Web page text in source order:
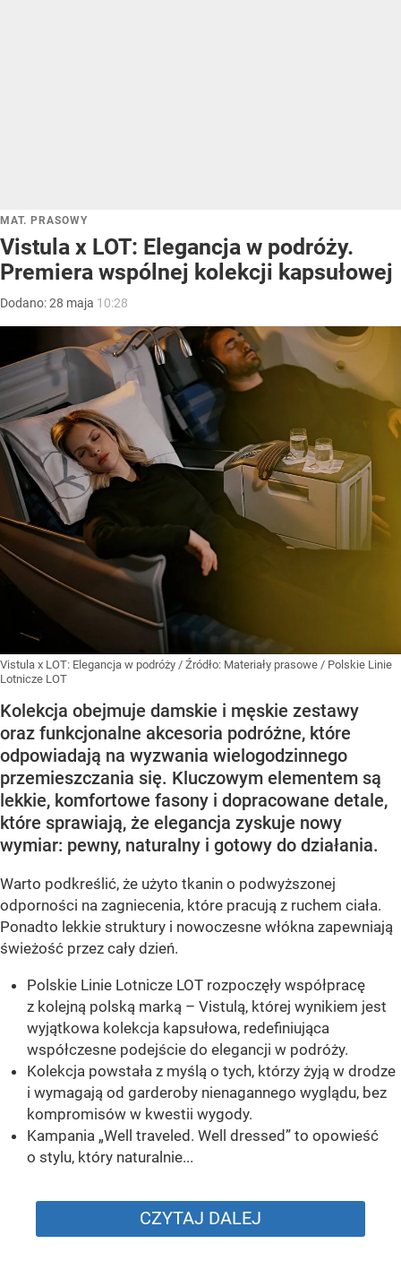
MAT. PRASOWY
Vistula x LOT: Elegancja w podróży.
Premiera wspólnej kolekcji kapsułowej
Dodano:28 maja 10:28
Vistula x LOT: Elegancja w podróży / Źródło: Materiały prasowe / Polskie Linie
Lotnicze LOT
Kolekcja obejmuje damskie i męskie zestawy
oraz funkcjonalne akcesoria podróżne, które
odpowiadają na wyzwania wielogodzinnego
przemieszczania się. Kluczowym elementem są
lekkie, komfortowe fasony i dopracowane detale,
które sprawiają, że elegancja zyskuje nowy
wymiar: pewny, naturalny i gotowy do działania.
Warto podkreślić, że użyto tkanin o podwyższonej
odporności na zagniecenia, które pracują z ruchem ciała.
Ponadto lekkie struktury i nowoczesne włókna zapewniają
świeżość przez cały dzień.
Polskie Linie Lotnicze LOT rozpoczęły współpracę
z kolejną polską marką – Vistulą, której wynikiem jest
wyjątkowa kolekcja kapsułowa, redefiniująca
współczesne podejście do elegancji w podróży.
Kolekcja powstała z myślą o tych, którzy żyją w drodze
i wymagają od garderoby nienagannego wyglądu, bez
kompromisów w kwestii wygody.
Kampania „Well traveled. Well dressed” to opowieść
o stylu, który naturalnie...
CZYTAJ DALEJ